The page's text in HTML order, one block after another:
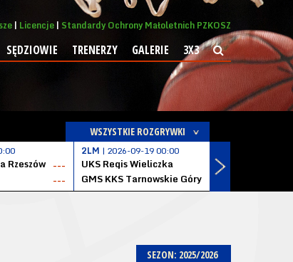
Licencje Standardy Ochrony Małoletnich PZKOSZ
SĘDZIOWIE TRENERZY GALERIE 3X3
WSZYSTKIE ROZGRYWKI
Rzeszów ---
---
2LM | 2026-09-19 00:00
UKS Regis Wieliczka
---
GMS KKS Tarnowskie Góry
SEZON: 2025/2026